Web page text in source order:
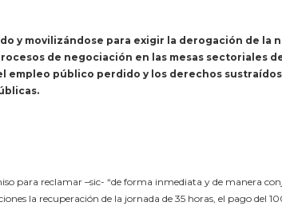
y movilizándose para exigir la derogación de la
de negociación en las mesas sectoriales
empleo público perdido y los derechos
para reclamar –sic- “de forma inmediata y de manera
la recuperación de la jornada de 35 horas, el pago del